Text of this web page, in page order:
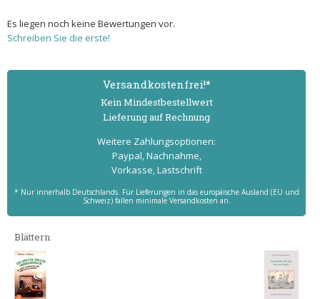
Es liegen noch keine Bewertungen vor.
Schreiben Sie die erste!
Versand­kostenfrei!*
Kein Mindest­bestell­wert
Lieferung auf Rechnung
Weitere Zahlungs­optionen:
Paypal, Nachnahme,
Vorkasse, Lastschrift
* Nur innerhalb Deutschlands. Für Lieferungen in das europäische Ausland (EU und
Schweiz) fallen minimale Versandkosten an.
Blättern